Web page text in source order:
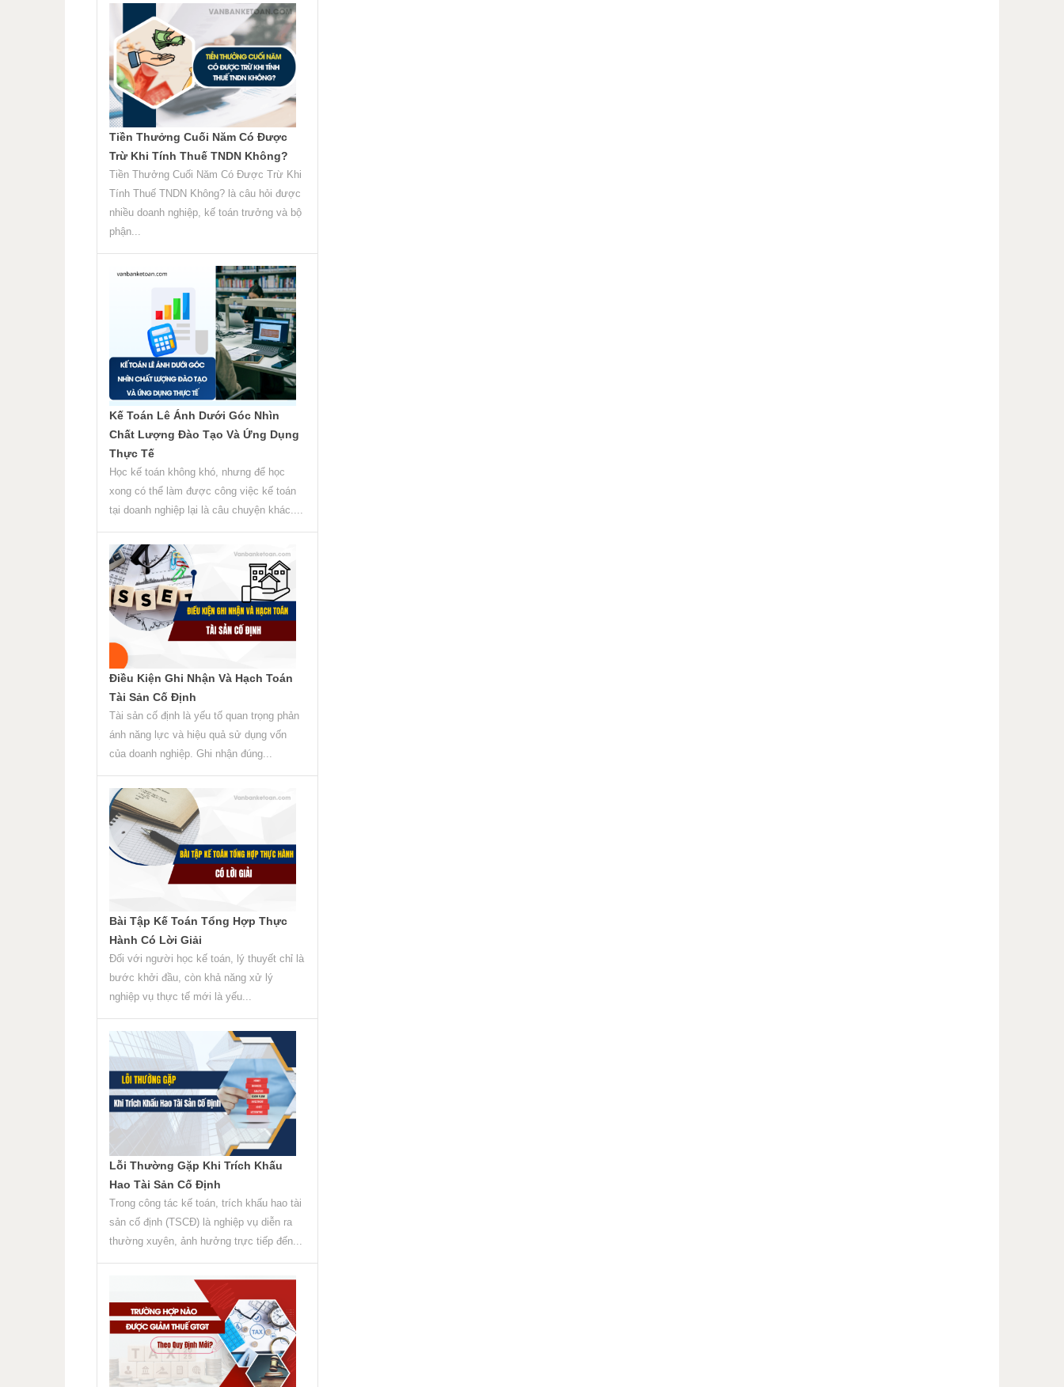
Tiền Thưởng Cuối Năm Có Được
Trừ Khi Tính Thuế TNDN Không?
Tiền Thưởng Cuối Năm Có Được Trừ Khi
Tính Thuế TNDN Không? là câu hỏi được
nhiều doanh nghiệp, kế toán trưởng và bộ
phận...
Kế Toán Lê Ánh Dưới Góc Nhìn
Chất Lượng Đào Tạo Và Ứng Dụng
Thực Tế
Học kế toán không khó, nhưng để học
xong có thể làm được công việc kế toán
tại doanh nghiệp lại là câu chuyện khác....
Điều Kiện Ghi Nhận Và Hạch Toán
Tài Sản Cố Định
Tài sản cố định là yếu tố quan trọng phản
ánh năng lực và hiệu quả sử dụng vốn
của doanh nghiệp. Ghi nhận đúng...
Bài Tập Kế Toán Tổng Hợp Thực
Hành Có Lời Giải
Đối với người học kế toán, lý thuyết chỉ là
bước khởi đầu, còn khả năng xử lý
nghiệp vụ thực tế mới là yếu...
Lỗi Thường Gặp Khi Trích Khấu
Hao Tài Sản Cố Định
Trong công tác kế toán, trích khấu hao tài
sản cố định (TSCĐ) là nghiệp vụ diễn ra
thường xuyên, ảnh hưởng trực tiếp đến...